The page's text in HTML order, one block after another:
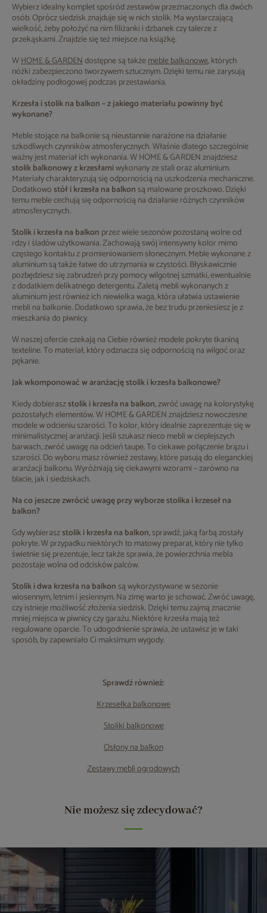
Wybierz idealny komplet spośród zestawów przeznaczonych dla dwóch
osób. Oprócz siedzisk znajduje się w nich stolik. Ma wystarczającą
wielkość, żeby położyć na nim filiżanki i dzbanek czy talerze z
przekąskami. Znajdzie się też miejsce na książkę.
WHOME & GARDENdostępne są takżemeble balkonowe, których
nóżki zabezpieczono tworzywem sztucznym. Dzięki temu nie zarysują
okładziny podłogowej podczas przestawiania.
Krzesła i stolik na balkon – z jakiego materiału powinny być
wykonane?
Meble stojące na balkonie są nieustannie narażone na działanie
szkodliwych czynników atmosferycznych. Właśnie dlatego szczególnie
ważny jest materiał ich wykonania. W HOME & GARDEN znajdziesz
stolik balkonowy z krzesłamiwykonany ze stali oraz aluminium.
Materiały charakteryzują się odpornością na uszkodzenia mechaniczne.
Dodatkowostół i krzesła na balkonsą malowane proszkowo. Dzięki
temu meble cechują się odpornością na działanie różnych czynników
atmosferycznych.
Stolik i krzesła na balkon przez wiele sezonów pozostaną wolne od
rdzy i śladów użytkowania. Zachowają swój intensywny kolor mimo
częstego kontaktu z promieniowaniem słonecznym. Meble wykonane z
aluminium są także łatwe do utrzymania w czystości. Błyskawicznie
pozbędziesz się zabrudzeń przy pomocy wilgotnej szmatki, ewentualnie
z dodatkiem delikatnego detergentu. Zaletą mebli wykonanych z
aluminium jest również ich niewielka waga, która ułatwia ustawienie
mebli na balkonie. Dodatkowo sprawia, że bez trudu przeniesiesz je z
mieszkania do piwnicy.
W naszej ofercie czekają na Ciebie również modele pokryte tkaniną
texteline. To materiał, który odznacza się odpornością na wilgoć oraz
pękanie.
Jak wkomponować w aranżację stolik i krzesła balkonowe?
Kiedy dobieraszstolik i krzesła na balkon, zwróć uwagę na kolorystykę
pozostałych elementów. W HOME & GARDEN znajdziesz nowoczesne
modele w odcieniu szarości. To kolor, który idealnie zaprezentuje się w
minimalistycznej aranżacji. Jeśli szukasz nieco mebli w cieplejszych
barwach, zwróć uwagę na odcień taupe. To ciekawe połączenie brązu i
szarości. Do wyboru masz również zestawy, które pasują do eleganckiej
aranżacji balkonu. Wyróżniają się ciekawymi wzorami – zarówno na
blacie, jak i siedziskach.
Na co jeszcze zwrócić uwagę przy wyborze stolika i krzeseł na
balkon?
Gdy wybieraszstolik i krzesła na balkon, sprawdź, jaką farbą zostały
pokryte. W przypadku niektórych to matowy preparat, który nie tylko
świetnie się prezentuje, lecz także sprawia, że powierzchnia mebla
pozostaje wolna od odcisków palców.
Stolik i dwa krzesła na balkonsą wykorzystywane w sezonie
wiosennym, letnim i jesiennym. Na zimę warto je schować. Zwróć uwagę,
czy istnieje możliwość złożenia siedzisk. Dzięki temu zajmą znacznie
mniej miejsca w piwnicy czy garażu. Niektóre krzesła mają też
regulowane oparcie. To udogodnienie sprawia, że ustawisz je w taki
sposób, by zapewniało Ci maksimum wygody.
Sprawdź również:
Krzesełka balkonowe
Stoliki balkonowe
Osłony na balkon
Zestawy mebli ogrodowych
Nie możesz się zdecydować?